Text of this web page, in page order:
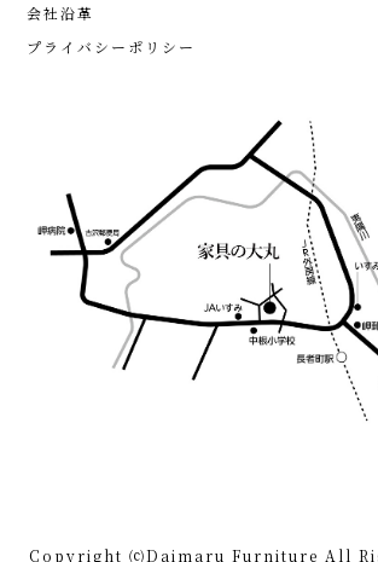
会社沿革
プライバシーポリシー
Copyright ⒞Daimaru Furniture All